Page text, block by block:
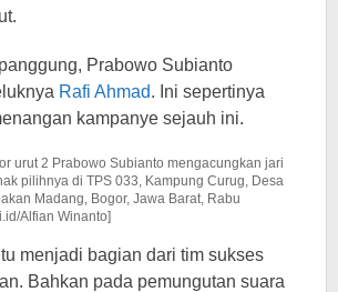
Prabowo Subianto
Rafi Ahmad. Ini sepertinya
kampanye sejauh ini.
urut 2 Prabowo Subianto mengacungkan jari
pilihnya di TPS 033, Kampung Curug, Desa
Madang, Bogor, Jawa Barat, Rabu
Alfian Winanto]
menjadi bagian dari tim sukses
Bahkan pada pemungutan suara